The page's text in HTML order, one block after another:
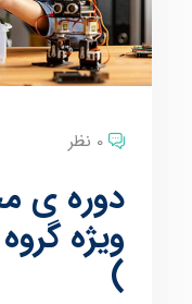
0 نظر
دوره ی
)